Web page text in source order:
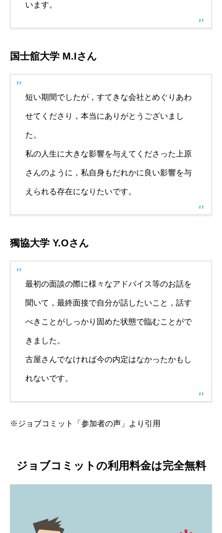
います。
国士舘大学 M.Iさん
短い期間でしたが，すてきな会社とめぐりあわ
せてくださり，本当にありがとうございまし
た。
私の人生に大きな影響を与えてくださった上原
さんのように，私自身もだれかに良い影響を与
えられる存在になりたいです。
獨協大学 Y.Oさん
最初の面談の際に様々なアドバイス等のお話を
聞いて，最終面接で自分が話したいこと，話す
べきことがしっかり固めた状態で臨むことがで
きました。
古屋さんでなければ今の内定はなかったかもし
れないです。
※ジョブコミット「参加者の声」より引用
ジョブコミットの利用料金は完全無料